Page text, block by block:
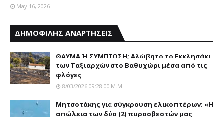
May 16, 2026
ΔΗΜΟΦΙΛΗΣ ΑΝΑΡΤΗΣΕΙΣ
ΘΑΥΜΑ Ή ΣΥΜΠΤΩΣΗ; Aλώβητο το Eκκλησάκι
των Tαξιαρχών στο Bαθυχώρι μέσα από τις
φλόγες
8/03/2026 09:28:00 Μ.μ.
Μητσοτάκης για σύγκρουση ελικοπτέρων: «Η
απώλεια των δύο (2) πυροσβεστών μας